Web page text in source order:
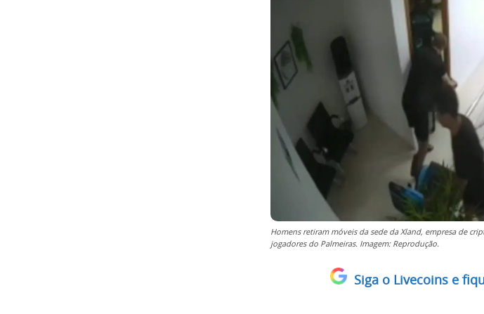
Homens retiram móveis da sede da Xland, empresa de
jogadores do Palmeiras. Imagem: Reprodução.
Siga o Livecoins e